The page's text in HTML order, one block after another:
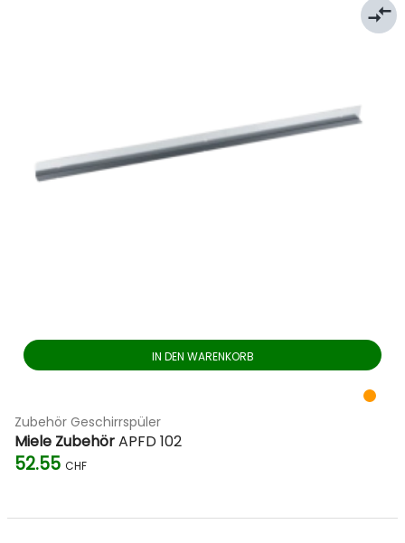
IN DEN WARENKORB
Zubehör Geschirrspüler
Miele ZubehörAPFD 102
52.55 CHF
compare_arrows